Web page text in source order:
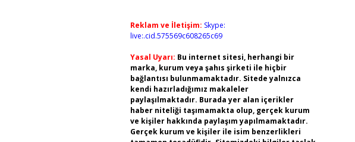
Reklam ve İletişim: Skype:
live:.cid.575569c608265c69
Yasal Uyarı: Bu internet sitesi, herhangi bir
marka, kurum veya şahıs şirketi ile hiçbir
bağlantısı bulunmamaktadır. Sitede yalnızca
kendi hazırladığımız makaleler
paylaşılmaktadır. Burada yer alan içerikler
haber niteliği taşımamakta olup, gerçek kurum
ve kişiler hakkında paylaşım yapılmamaktadır.
Gerçek kurum ve kişiler ile isim benzerlikleri